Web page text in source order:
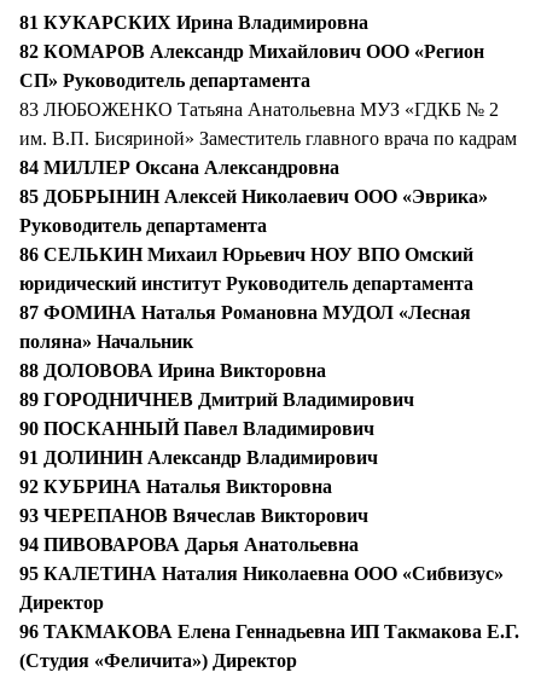
81 КУКАРСКИХ Ирина Владимировна
82 КОМАРОВ Александр Михайлович ООО «Регион
СП» Руководитель департамента
83 ЛЮБОЖЕНКО Татьяна Анатольевна МУЗ «ГДКБ № 2
им. В.П. Бисяриной» Заместитель главного врача по кадрам
84 МИЛЛЕР Оксана Александровна
85 ДОБРЫНИН Алексей Николаевич ООО «Эврика»
Руководитель департамента
86 СЕЛЬКИН Михаил Юрьевич НОУ ВПО Омский
юридический институт Руководитель департамента
87 ФОМИНА Наталья Романовна МУДОЛ «Лесная
поляна» Начальник
88 ДОЛОВОВА Ирина Викторовна
89 ГОРОДНИЧНЕВ Дмитрий Владимирович
90 ПОСКАННЫЙ Павел Владимирович
91 ДОЛИНИН Александр Владимирович
92 КУБРИНА Наталья Викторовна
93 ЧЕРЕПАНОВ Вячеслав Викторович
94 ПИВОВАРОВА Дарья Анатольевна
95 КАЛЕТИНА Наталия Николаевна ООО «Сибвизус»
Директор
96 ТАКМАКОВА Елена Геннадьевна ИП Такмакова Е.Г.
(Студия «Феличита») Директор